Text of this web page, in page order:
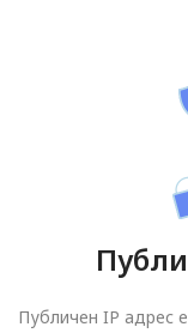
Публичен IP адрес